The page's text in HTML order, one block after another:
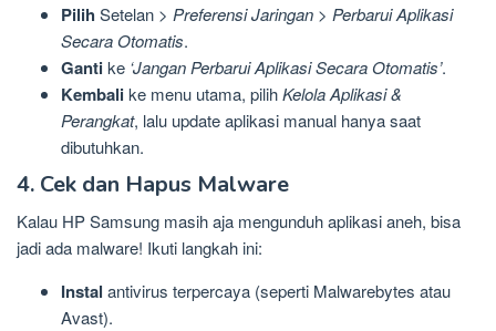
Pilih Setelan > Preferensi Jaringan > Perbarui Aplikasi
Secara Otomatis.
Gantike ‘Jangan Perbarui Aplikasi Secara Otomatis’.
Kembalike menu utama, pilihKelola Aplikasi &
Perangkat, lalu update aplikasi manual hanya saat
dibutuhkan.
4. Cek dan Hapus Malware
Kalau HP Samsung masih aja mengunduh aplikasi aneh, bisa
jadi ada malware! Ikuti langkah ini:
Instal antivirus terpercaya (seperti Malwarebytes atau
Avast).